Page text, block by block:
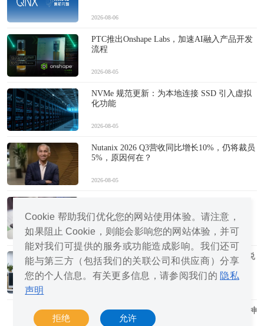
2026-08-06
PTC推出Onshape Labs，加速AI融入产品开发
流程
2026-08-05
NVMe 规范更新：为本地连接 SSD 引入虚拟
化功能
2026-08-05
Nutanix 2026 Q3营收同比增长10%，仍将裁员
5%，原因何在？
2026-08-05
2026-08-04
微软称8GB内存对运行Windows 11的用户来说
应该够了
迪拜烈日黄沙中，AI、服务器农场与乐观精神
竞相绽放
Cookie 帮助我们优化您的网站使用体验。请注意，
如果阻止 Cookie，则能会影响您的网站体验，并可
能对我们可提供的服务或功能造成影响。我们还可
能与第三方（包括我们的关联公司和供应商）分享
您的个人信息。有关更多信息，请参阅我们的 隐私
声明
拒绝 允许